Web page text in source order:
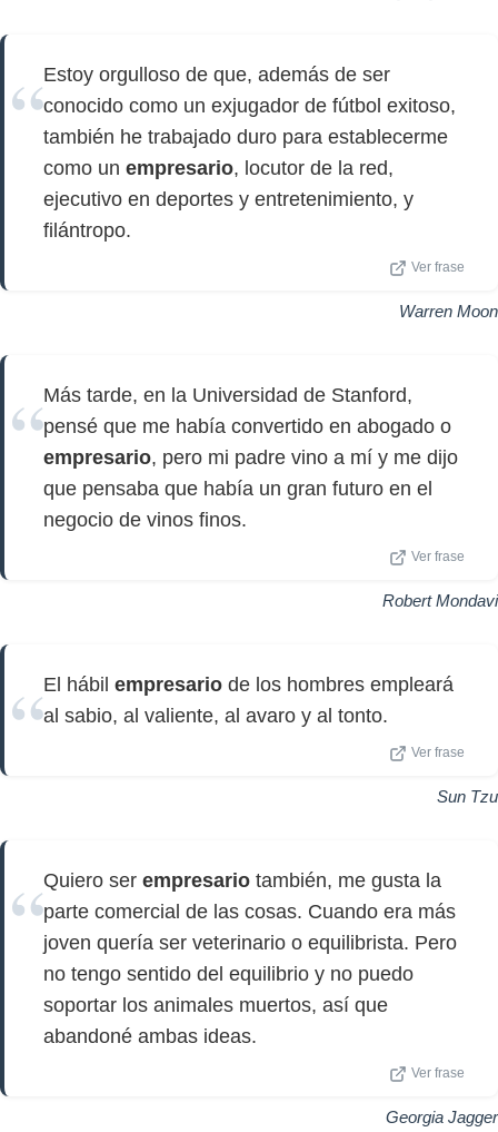
Estoy orgulloso de que, además de ser
conocido como un exjugador de fútbol exitoso,
también he trabajado duro para establecerme
como un empresario, locutor de la red,
ejecutivo en deportes y entretenimiento, y
filántropo.
Ver frase
Warren Moon
Más tarde, en la Universidad de Stanford,
pensé que me había convertido en abogado o
empresario, pero mi padre vino a mí y me dijo
que pensaba que había un gran futuro en el
negocio de vinos finos.
Ver frase
Robert Mondavi
El hábil empresario de los hombres empleará
al sabio, al valiente, al avaro y al tonto.
Ver frase
Sun Tzu
Quiero ser empresario también, me gusta la
parte comercial de las cosas. Cuando era más
joven quería ser veterinario o equilibrista. Pero
no tengo sentido del equilibrio y no puedo
soportar los animales muertos, así que
abandoné ambas ideas.
Ver frase
Georgia Jagger